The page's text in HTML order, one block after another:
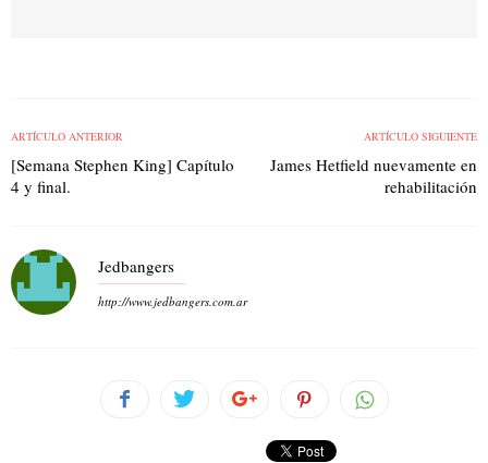
ARTÍCULO ANTERIOR
[Semana Stephen King] Capítulo
4 y final.
ARTÍCULO SIGUIENTE
James Hetfield nuevamente en
rehabilitación
Jedbangers
http://www.jedbangers.com.ar